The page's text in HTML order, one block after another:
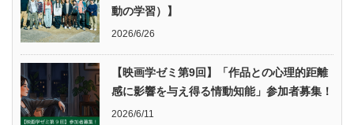
動の学習）】
2026/6/26
【映画学ゼミ第9回】「作品との心理的距離
感に影響を与え得る情動知能」参加者募集！
2026/6/11